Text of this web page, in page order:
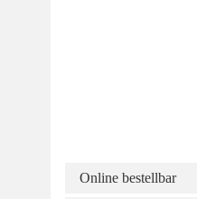
Online bestellbar